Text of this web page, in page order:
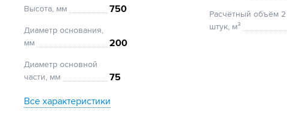
Высота, мм 750
Диаметр основания,
мм
200
Диаметр основной
части, мм
75
Все характеристики
Расчётный объём 2
штук, м³